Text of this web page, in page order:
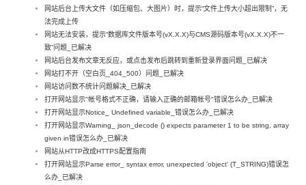
网站后台上传大文件（如压缩包、大图片）时，提示“文件上传大小超出限制”，无
法完成上传
网站无法安装，提示“数据库文件版本号(vX.X.X)与CMS源码版本号(vX.X.X)不一
致”问题_已解决
网站后台发布文章无反应，或点击发布后跳转到重新登录界面问题_已解决
网站打不开（空白页_404_500）问题_已解决
网站访问数不统计问题解决_已解决
打开网站显示"帐号格式不正确，请输入正确的邮箱帐号"错误怎么办_已解决
打开网站显示Notice_ Undefined variable_错误怎么办_已解决
打开网站显示Warning_ json_decode () expects parameter 1 to be string, array
given in错误怎么办_已解决
网站从HTTP改成HTTPS配置指南
打开网站显示Parse error_ syntax error, unexpected 'object' (T_STRING)错误怎
么办_已解决